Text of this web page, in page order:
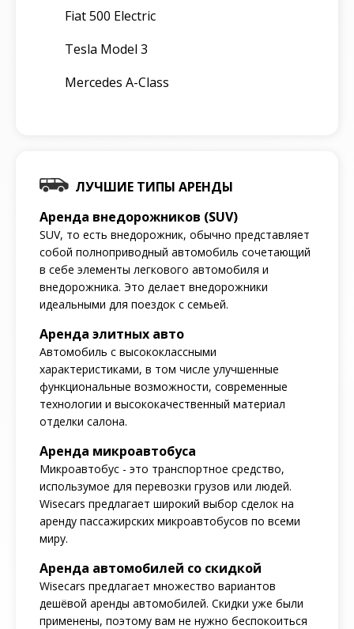
Fiat 500 Electric
Tesla Model 3
Mercedes A-Class
ЛУЧШИЕ ТИПЫ АРЕНДЫ
Аренда внедорожников (SUV)
SUV, то есть внедорожник, обычно представляет
собой полноприводный автомобиль сочетающий
в себе элементы легкового автомобиля и
внедорожника. Это делает внедорожники
идеальными для поездок с семьей.
Аренда элитных авто
Автомобиль с высококлассными
характеристиками, в том числе улучшенные
функциональные возможности, современные
технологии и высококачественный материал
отделки салона.
Аренда микроавтобуса
Микроавтобус - это транспортное средство,
использумое для перевозки грузов или людей.
Wisecars предлагает широкий выбор сделок на
аренду пассажирских микроавтобусов по всеми
миру.
Аренда автомобилей со скидкой
Wisecars предлагает множество вариантов
дешёвой аренды автомобилей. Скидки уже были
применены, поэтому вам не нужно беспокоиться